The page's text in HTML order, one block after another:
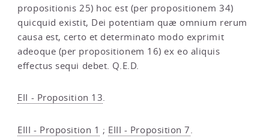
propositionis 25) hoc est (per propositionem 34)
quicquid existit, Dei potentiam quæ omnium rerum
causa est, certo et determinato modo exprimit
adeoque (per propositionem 16) ex eo aliquis
effectus sequi debet. Q.E.D.
EII - Proposition 13.
EIII - Proposition 1 ; EIII - Proposition 7